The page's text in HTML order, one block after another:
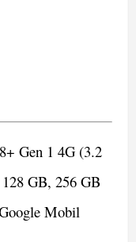
Gen 1 4G (3.2
GB, 256 GB
Mobil